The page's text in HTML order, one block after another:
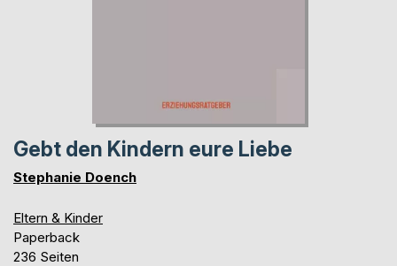
Gebt den Kindern eure Liebe
Stephanie Doench
Eltern & Kinder
Paperback
236 Seiten